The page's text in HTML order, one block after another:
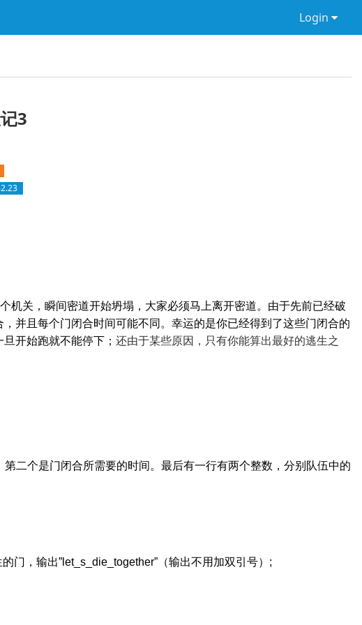
Login
3
机关，瞬间密道开始坍塌，大家必须马上离开密道。由于先前已经破
并且每个门闭合时间可能不同。幸运的是你已经得到了这些门闭合的
开始跑就不能停下； 还由于某些原因，只有你能算出最好的逃生之
二个是门闭合所需要的时间。最后有一行有两个整数，分别队伍中的
的门，输出”let_s_die_together”（输出不用加双引号）;